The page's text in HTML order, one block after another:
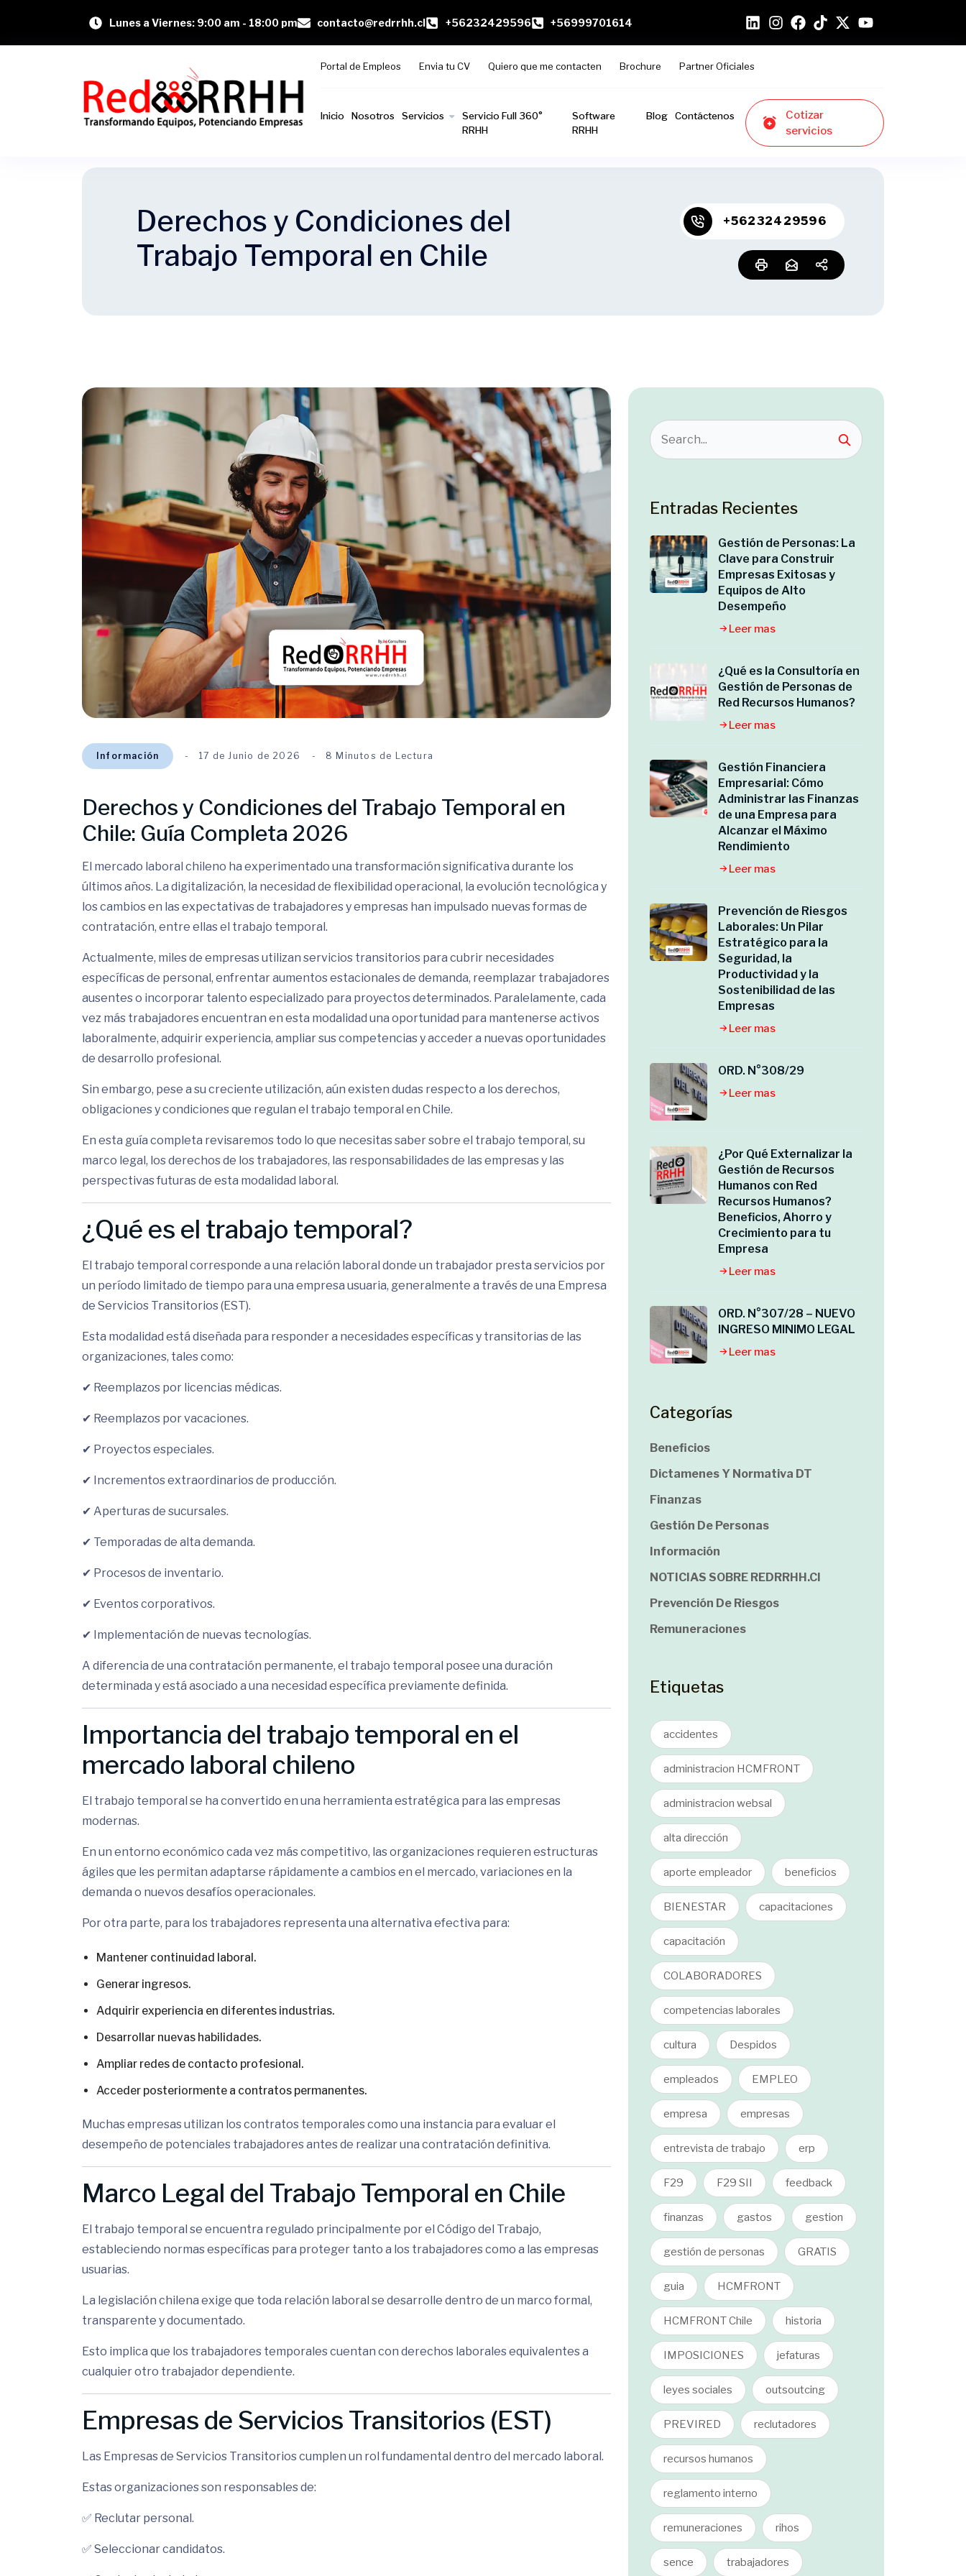
Lunes a Viernes: 9:00 am - 18:00 pm contacto@redrrhh.cl +56232429596 +56999701614
Portal de Empleos Envia tu CV Quiero que me contacten Brochure Partner Oficiales
Inicio Nosotros Servicios
Servicio Full 360°
RRHH
Software
RRHH
Blog Contáctenos
Cotizar
servicios
Derechos y Condiciones del
Trabajo Temporal en Chile
+56232429596
Información 17 de Junio de 2026 8 Minutos de Lectura
Derechos y Condiciones del Trabajo Temporal en
Chile: Guía Completa 2026
El mercado laboral chileno ha experimentado una transformación significativa durante los
últimos años. La digitalización, la necesidad de flexibilidad operacional, la evolución tecnológica y
los cambios en las expectativas de trabajadores y empresas han impulsado nuevas formas de
contratación, entre ellas el trabajo temporal.
Actualmente, miles de empresas utilizan servicios transitorios para cubrir necesidades
específicas de personal, enfrentar aumentos estacionales de demanda, reemplazar trabajadores
ausentes o incorporar talento especializado para proyectos determinados. Paralelamente, cada
vez más trabajadores encuentran en esta modalidad una oportunidad para mantenerse activos
laboralmente, adquirir experiencia, ampliar sus competencias y acceder a nuevas oportunidades
de desarrollo profesional.
Sin embargo, pese a su creciente utilización, aún existen dudas respecto a los derechos,
obligaciones y condiciones que regulan el trabajo temporal en Chile.
En esta guía completa revisaremos todo lo que necesitas saber sobre el trabajo temporal, su
marco legal, los derechos de los trabajadores, las responsabilidades de las empresas y las
perspectivas futuras de esta modalidad laboral.
¿Qué es el trabajo temporal?
El trabajo temporal corresponde a una relación laboral donde un trabajador presta servicios por
un período limitado de tiempo para una empresa usuaria, generalmente a través de una Empresa
de Servicios Transitorios (EST).
Esta modalidad está diseñada para responder a necesidades específicas y transitorias de las
organizaciones, tales como:
✔ Reemplazos por licencias médicas.
✔ Reemplazos por vacaciones.
✔ Proyectos especiales.
✔ Incrementos extraordinarios de producción.
✔ Aperturas de sucursales.
✔ Temporadas de alta demanda.
✔ Procesos de inventario.
✔ Eventos corporativos.
✔ Implementación de nuevas tecnologías.
A diferencia de una contratación permanente, el trabajo temporal posee una duración
determinada y está asociado a una necesidad específica previamente definida.
Importancia del trabajo temporal en el
mercado laboral chileno
El trabajo temporal se ha convertido en una herramienta estratégica para las empresas
modernas.
En un entorno económico cada vez más competitivo, las organizaciones requieren estructuras
ágiles que les permitan adaptarse rápidamente a cambios en el mercado, variaciones en la
demanda o nuevos desafíos operacionales.
Por otra parte, para los trabajadores representa una alternativa efectiva para:
Mantener continuidad laboral.
Generar ingresos.
Adquirir experiencia en diferentes industrias.
Desarrollar nuevas habilidades.
Ampliar redes de contacto profesional.
Acceder posteriormente a contratos permanentes.
Muchas empresas utilizan los contratos temporales como una instancia para evaluar el
desempeño de potenciales trabajadores antes de realizar una contratación definitiva.
Marco Legal del Trabajo Temporal en Chile
El trabajo temporal se encuentra regulado principalmente por el Código del Trabajo,
estableciendo normas específicas para proteger tanto a los trabajadores como a las empresas
usuarias.
La legislación chilena exige que toda relación laboral se desarrolle dentro de un marco formal,
transparente y documentado.
Esto implica que los trabajadores temporales cuentan con derechos laborales equivalentes a
cualquier otro trabajador dependiente.
Empresas de Servicios Transitorios (EST)
Las Empresas de Servicios Transitorios cumplen un rol fundamental dentro del mercado laboral.
Estas organizaciones son responsables de:
✅ Reclutar personal.
✅ Seleccionar candidatos.
Entradas Recientes
Gestión de Personas: La
Clave para Construir
Empresas Exitosas y
Equipos de Alto
Desempeño
Leer mas
¿Qué es la Consultoría en
Gestión de Personas de
Red Recursos Humanos?
Leer mas
Gestión Financiera
Empresarial: Cómo
Administrar las Finanzas
de una Empresa para
Alcanzar el Máximo
Rendimiento
Leer mas
Prevención de Riesgos
Laborales: Un Pilar
Estratégico para la
Seguridad, la
Productividad y la
Sostenibilidad de las
Empresas
Leer mas
ORD. N°308/29
Leer mas
¿Por Qué Externalizar la
Gestión de Recursos
Humanos con Red
Recursos Humanos?
Beneficios, Ahorro y
Crecimiento para tu
Empresa
Leer mas
ORD. N°307/28 – NUEVO
INGRESO MINIMO LEGAL
Leer mas
Categorías
Beneficios
Dictamenes Y Normativa DT
Finanzas
Gestión De Personas
Información
NOTICIAS SOBRE REDRRHH.cl
Prevención De Riesgos
Remuneraciones
Etiquetas
accidentes
administracion HCMFRONT
administracion websal
alta dirección
aporte empleador beneficios
BIENESTAR capacitaciones
capacitación
COLABORADORES
competencias laborales
cultura Despidos
empleados EMPLEO
empresa empresas
entrevista de trabajo erp
F29 F29 SII feedback
finanzas gastos gestion
gestión de personas GRATIS
guia HCMFRONT
HCMFRONT Chile historia
IMPOSICIONES jefaturas
leyes sociales outsoutcing
PREVIRED reclutadores
recursos humanos
reglamento interno
remuneraciones rihos
sence trabajadores